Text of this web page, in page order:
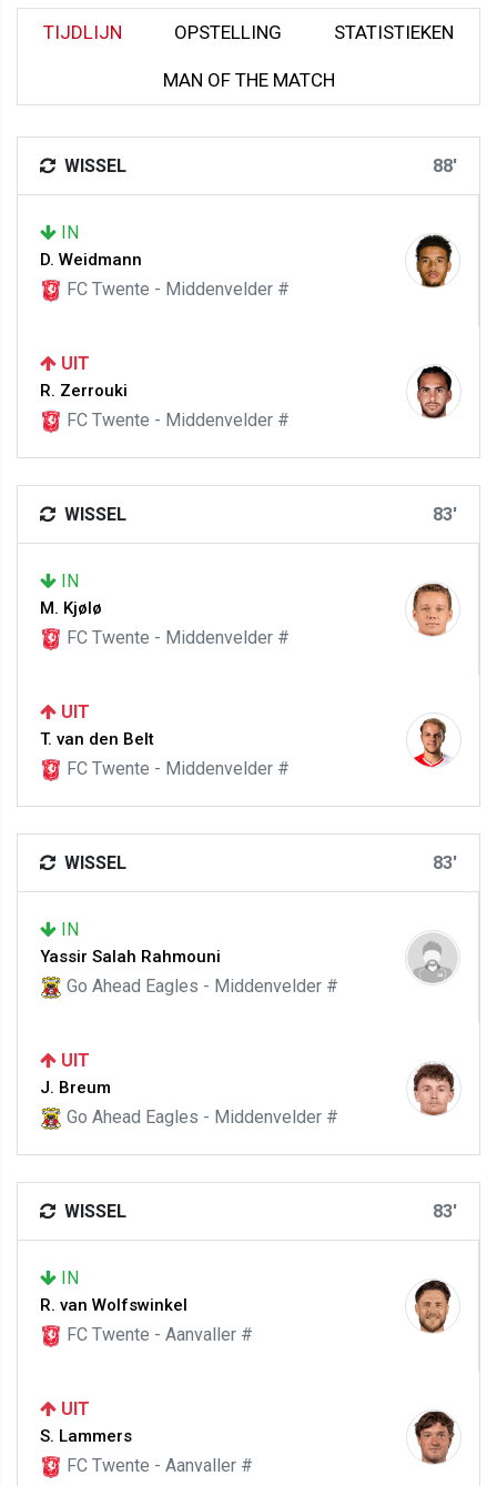
TIJDLIJN OPSTELLING STATISTIEKEN
MAN OF THE MATCH
WISSEL 88'
IN
D. Weidmann
FC Twente - Middenvelder #
UIT
R. Zerrouki
FC Twente - Middenvelder #
WISSEL 83'
IN
M. Kjølø
FC Twente - Middenvelder #
UIT
T. van den Belt
FC Twente - Middenvelder #
WISSEL 83'
IN
Yassir Salah Rahmouni
Go Ahead Eagles - Middenvelder #
UIT
J. Breum
Go Ahead Eagles - Middenvelder #
WISSEL 83'
IN
R. van Wolfswinkel
FC Twente - Aanvaller #
UIT
S. Lammers
FC Twente - Aanvaller #